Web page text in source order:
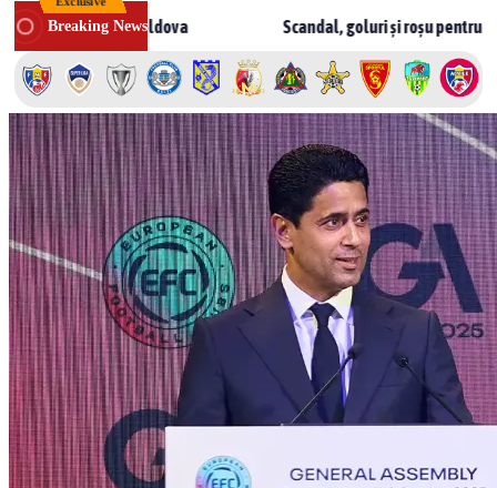
Skip
to
content
Breaking News
1 în Moldova Scandal, goluri și roșu pentru Rusnac!